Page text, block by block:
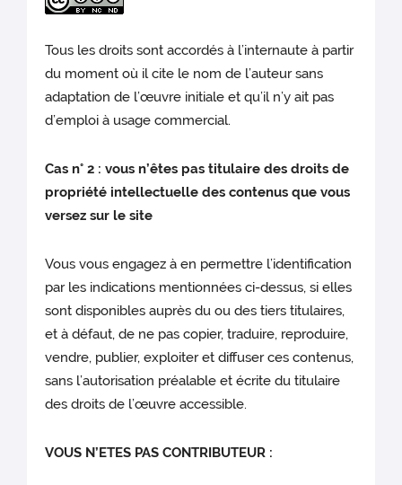
Tous les droits sont accordés à l’internaute à partir
du moment où il cite le nom de l’auteur sans
adaptation de l’œuvre initiale et qu’il n’y ait pas
d’emploi à usage commercial.
Cas n° 2 : vous n’êtes pas titulaire des droits de
propriété intellectuelle des contenus que vous
versez sur le site
Vous vous engagez à en permettre l’identification
par les indications mentionnées ci-dessus, si elles
sont disponibles auprès du ou des tiers titulaires,
et à défaut, de ne pas copier, traduire, reproduire,
vendre, publier, exploiter et diffuser ces contenus,
sans l’autorisation préalable et écrite du titulaire
des droits de l’œuvre accessible.
VOUS N’ETES PAS CONTRIBUTEUR :